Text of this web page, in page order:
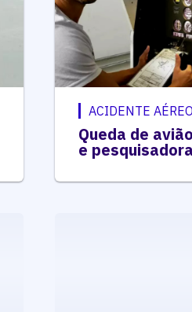
ACIDENTE AÉREO
Queda de
e